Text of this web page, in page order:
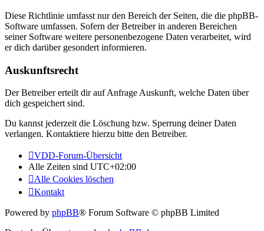
Diese Richtlinie umfasst nur den Bereich der Seiten, die die phpBB-
Software umfassen. Sofern der Betreiber in anderen Bereichen
seiner Software weitere personenbezogene Daten verarbeitet, wird
er dich darüber gesondert informieren.
Auskunftsrecht
Der Betreiber erteilt dir auf Anfrage Auskunft, welche Daten über
dich gespeichert sind.
Du kannst jederzeit die Löschung bzw. Sperrung deiner Daten
verlangen. Kontaktiere hierzu bitte den Betreiber.
VDD-Forum-Übersicht
Alle Zeiten sind UTC+02:00
Alle Cookies löschen
Kontakt
Powered by phpBB® Forum Software © phpBB Limited